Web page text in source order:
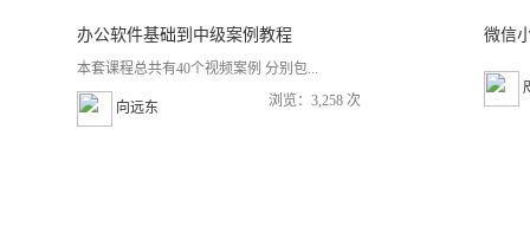
办公软件基础到中级案例教程
本套课程总共有40个视频案例 分别包...
向远东 浏览：3,258 次
微信